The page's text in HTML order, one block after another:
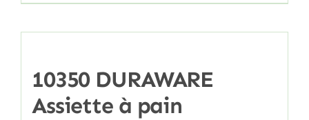
10350 DURAWARE
Assiette à pain